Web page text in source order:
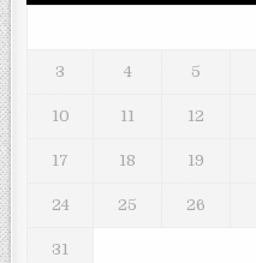
3 4 5
10 11 12
17 18 19
24 25 26
31